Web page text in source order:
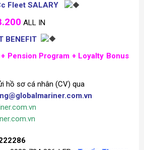
Fleet SALARY
ALL IN
BENEFIT
Pension Program + Loyalty Bonus
hồ sơ cá nhân (CV) qua